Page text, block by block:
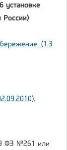
установке
России)
(1.3
ФЗ №261 или